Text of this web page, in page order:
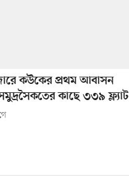
কউকের প্রথম আবাসন
কাছে ৩৩৯ ফ্ল্যাট